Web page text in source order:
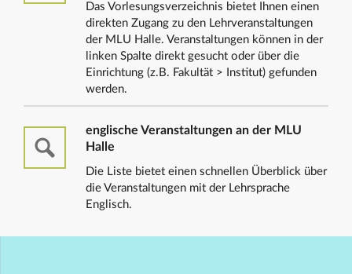
Das Vorlesungsverzeichnis bietet Ihnen einen
direkten Zugang zu den Lehrveranstaltungen
der MLU Halle. Veranstaltungen können in der
linken Spalte direkt gesucht oder über die
Einrichtung (z.B. Fakultät > Institut) gefunden
werden.
englische Veranstaltungen an der MLU
Halle
Die Liste bietet einen schnellen Überblick über
die Veranstaltungen mit der Lehrsprache
Englisch.